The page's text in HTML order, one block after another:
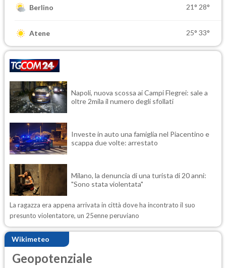
Berlino 21° 28°
Atene 25° 33°
Napoli, nuova scossa ai Campi Flegrei: sale a
oltre 2mila il numero degli sfollati
Investe in auto una famiglia nel Piacentino e
scappa due volte: arrestato
Milano, la denuncia di una turista di 20 anni:
"Sono stata violentata"
La ragazza era appena arrivata in città dove ha incontrato il suo
presunto violentatore, un 25enne peruviano
Wikimeteo
Geopotenziale